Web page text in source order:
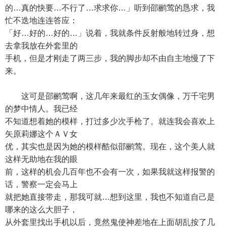
的…真的快要…不行了…求求你…」听到邵鹂莺的恳求，我
忙不迭地连连答应：
「好…好的…好的…」说着，我就条件反射般地转过身，想
去拿我放在外套里的
手机，但是才刚走了两三步，我的脚步却不由自主地慢了下
来。
这可是邵鹂莺啊，这几年来最红的玉女偶像，万千宅男
的梦中情人。我已经
不知道想着她的模样，打过多少次手枪了。就连我会喜欢上
矢原莉娜这个ＡＶ女
优，其实也是因为她的模样酷似邵鹂莺。现在，这个美人就
这样无助地在我的眼
前，这样的机会几百年也不会有一次，如果我就这样报警的
话，警察一定会马上
就把她直接带走，那我可就…想到这里，我也不知道自己是
哪来的这么大胆子，
从外套里找出手机以后，竟然鬼使神差地在上面胡乱按了几